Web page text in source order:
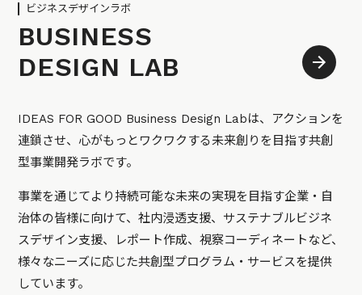
ビジネスデザインラボ
BUSINESS
DESIGN LAB
IDEAS FOR GOOD Business Design Labは、アクションを
連鎖させ、心がもっとワクワクする未来創りを目指す共創
型事業開発ラボです。
事業を通じてより持続可能な未来の実現を目指す企業・自
治体の皆様に向けて、社内浸透支援、サステナブルビジネ
スデザイン支援、レポート作成、視察コーディネートなど、
様々なニーズに応じた共創型プログラム・サービスを提供
しています。